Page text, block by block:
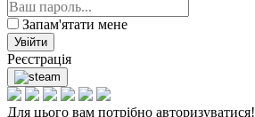
Запам'ятати мене
Увійти
Реєстрація
Для цього вам потрібно авторизуватися!